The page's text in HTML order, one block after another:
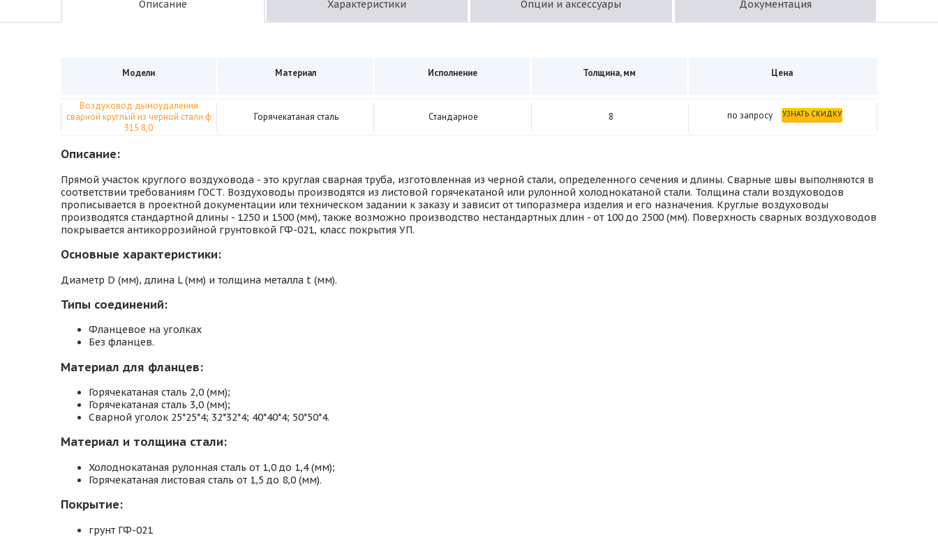
Описание Характеристики Опции и аксессуары Документация
Модели Материал Исполнение Толщина, мм Цена
Воздуховод дымоудаления
сварной круглый из черной стали ф
315 8,0
Горячекатаная сталь Стандарное 8 по запросу УЗНАТЬ СКИДКУ
Описание:
Прямой участок круглого воздуховода - это круглая сварная труба, изготовленная из черной стали, определенного сечения и длины. Сварные швы выполняются в
соответствии требованиям ГОСТ. Воздуховоды производятся из листовой горячекатаной или рулонной холоднокатаной стали. Толщина стали воздуховодов
прописывается в проектной документации или техническом задании к заказу и зависит от типоразмера изделия и его назначения. Круглые воздуховоды
производятся стандартной длины - 1250 и 1500 (мм), также возможно производство нестандартных длин - от 100 до 2500 (мм). Поверхность сварных воздуховодов
покрывается антикоррозийной грунтовкой ГФ-021, класс покрытия УП.
Основные характеристики:
Диаметр D (мм), длина L (мм) и толщина металла t (мм).
Типы соединений:
Фланцевое на уголках
Без фланцев.
Материал для фланцев:
Горячекатаная сталь 2,0 (мм);
Горячекатаная сталь 3,0 (мм);
Сварной уголок 25*25*4; 32*32*4; 40*40*4; 50*50*4.
Материал и толщина стали:
Холоднокатаная рулонная сталь от 1,0 до 1,4 (мм);
Горячекатаная листовая сталь от 1,5 до 8,0 (мм).
Покрытие:
грунт ГФ-021